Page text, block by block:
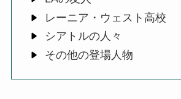
レーニア・ウェスト高校
シアトルの人々
その他の登場人物